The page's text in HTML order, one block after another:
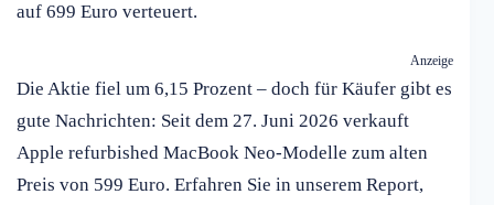
auf 699 Euro verteuert.
Anzeige
Die Aktie fiel um 6,15 Prozent – doch für Käufer gibt es
gute Nachrichten: Seit dem 27. Juni 2026 verkauft
Apple refurbished MacBook Neo-Modelle zum alten
Preis von 599 Euro. Erfahren Sie in unserem Report,